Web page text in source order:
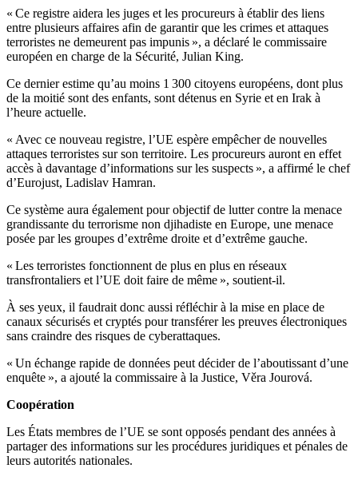
« Ce registre aidera les juges et les procureurs à établir des liens
entre plusieurs affaires afin de garantir que les crimes et attaques
terroristes ne demeurent pas impunis », a déclaré le commissaire
européen en charge de la Sécurité, Julian King.
Ce dernier estime qu’au moins 1 300 citoyens européens, dont plus
de la moitié sont des enfants, sont détenus en Syrie et en Irak à
l’heure actuelle.
« Avec ce nouveau registre, l’UE espère empêcher de nouvelles
attaques terroristes sur son territoire. Les procureurs auront en effet
accès à davantage d’informations sur les suspects », a affirmé le chef
d’Eurojust, Ladislav Hamran.
Ce système aura également pour objectif de lutter contre la menace
grandissante du terrorisme non djihadiste en Europe, une menace
posée par les groupes d’extrême droite et d’extrême gauche.
« Les terroristes fonctionnent de plus en plus en réseaux
transfrontaliers et l’UE doit faire de même », soutient-il.
À ses yeux, il faudrait donc aussi réfléchir à la mise en place de
canaux sécurisés et cryptés pour transférer les preuves électroniques
sans craindre des risques de cyberattaques.
« Un échange rapide de données peut décider de l’aboutissant d’une
enquête », a ajouté la commissaire à la Justice, Věra Jourová.
Coopération
Les États membres de l’UE se sont opposés pendant des années à
partager des informations sur les procédures juridiques et pénales de
leurs autorités nationales.